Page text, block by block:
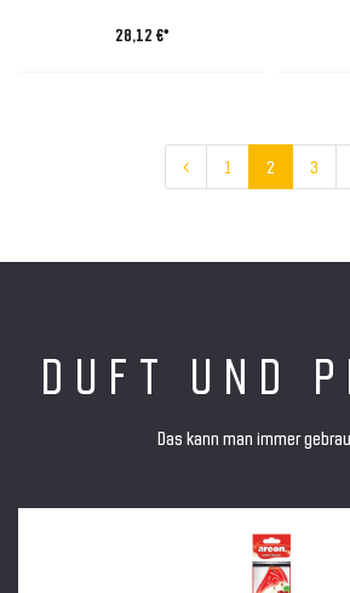
28,12 €*
1 2 3
DUFT UND
Das kann man immer